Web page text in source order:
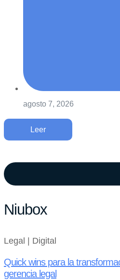
agosto 7, 2026
Leer
Niubox
Legal | Digital
Quick wins para la
gerencia legal